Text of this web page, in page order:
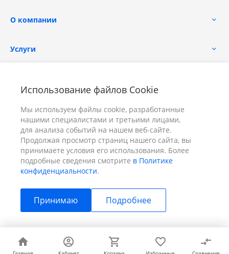
Использование файлов Cookie
Мы используем файлы cookie, разработанные
нашими специалистами и третьими лицами,
для анализа событий на нашем веб-сайте.
Продолжая просмотр страниц нашего сайта, вы
принимаете условия его использования. Более
подробные сведения смотрите в Политике
конфиденциальности.
Принимаю Подробнее
О компании
Услуги
+7 (391) 298-00-11 Заказать звонок
г. Красноярск, пер. Телевизорный 9 "А" ООО "ПРИЗМ"
© 2026 ПРИЗМ, Все права защищены